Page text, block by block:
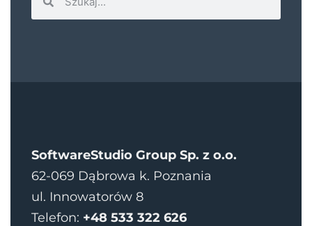
SoftwareStudio Group Sp. z o.o.
62-069 Dąbrowa k. Poznania
ul. Innowatorów 8
Telefon: +48 533 322 626